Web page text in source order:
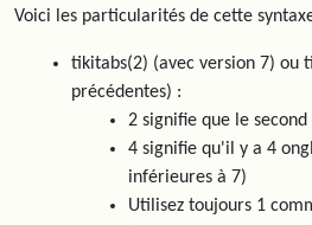
Voici les particularités de cette
tikitabs(2) (avec version 7) ou
précédentes) :
2 signifie que le
4 signifie qu'il y a 4
inférieures à 7)
Utilisez toujours 1